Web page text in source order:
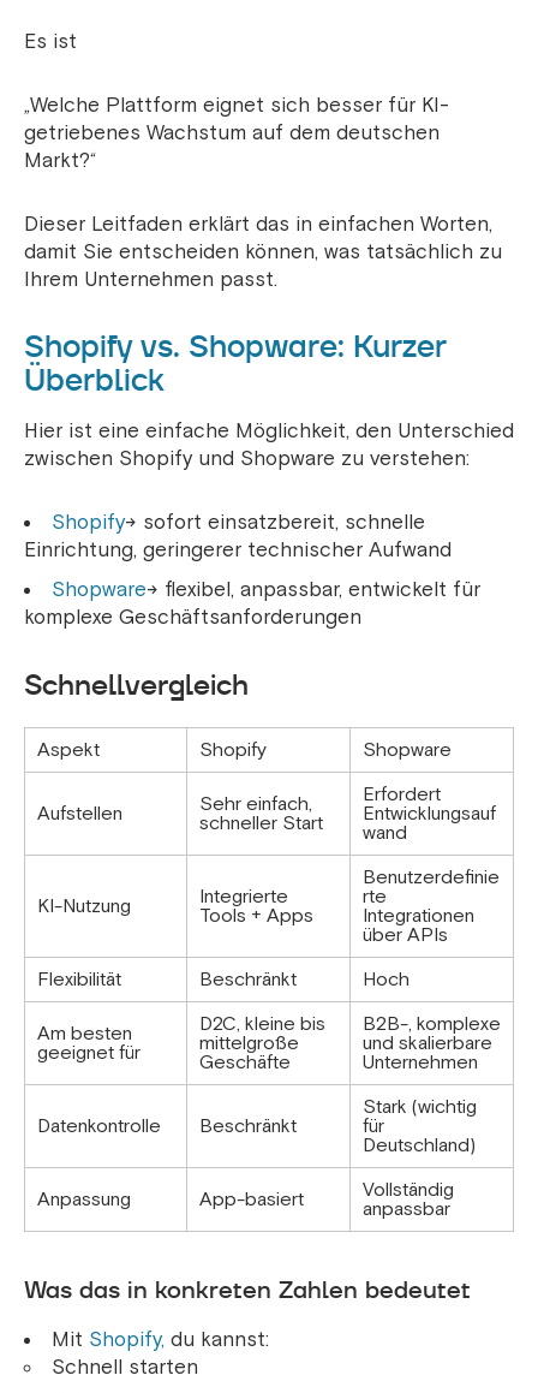
Es ist
„Welche Plattform eignet sich besser für KI-
getriebenes Wachstum auf dem deutschen
Markt?“
Dieser Leitfaden erklärt das in einfachen Worten,
damit Sie entscheiden können, was tatsächlich zu
Ihrem Unternehmen passt.
Shopify vs. Shopware: Kurzer
Überblick
Hier ist eine einfache Möglichkeit, den Unterschied
zwischen Shopify und Shopware zu verstehen:
Shopify→ sofort einsatzbereit, schnelle
Einrichtung, geringerer technischer Aufwand
Shopware→ flexibel, anpassbar, entwickelt für
komplexe Geschäftsanforderungen
Schnellvergleich
Aspekt Shopify Shopware
Aufstellen
Sehr einfach,
schneller Start
Erfordert
Entwicklungsauf
wand
KI-Nutzung
Integrierte
Tools + Apps
Benutzerdefinie
rte
Integrationen
über APIs
Flexibilität
Beschränkt Hoch
Am besten
geeignet für
D2C, kleine bis
mittelgroße
Geschäfte
B2B-, komplexe
und skalierbare
Unternehmen
Datenkontrolle Beschränkt
Stark (wichtig
für
Deutschland)
Anpassung App-basiert
Vollständig
anpassbar
Was das in konkreten Zahlen bedeutet
Mit Shopify, du kannst:
Schnell starten